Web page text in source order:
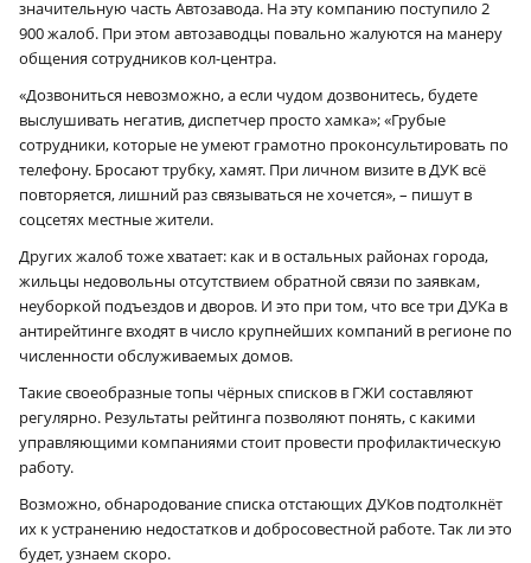
значительную часть Автозавода. На эту компанию поступило 2
900 жалоб. При этом автозаводцы повально жалуются на манеру
общения сотрудников кол-центра.
«Дозвониться невозможно, а если чудом дозвонитесь, будете
выслушивать негатив, диспетчер просто хамка»; «Грубые
сотрудники, которые не умеют грамотно проконсультировать по
телефону. Бросают трубку, хамят. При личном визите в ДУК всё
повторяется, лишний раз связываться не хочется», – пишут в
соцсетях местные жители.
Других жалоб тоже хватает: как и в остальных районах города,
жильцы недовольны отсутствием обратной связи по заявкам,
неуборкой подъездов и дворов. И это при том, что все три ДУКа в
антирейтинге входят в число крупнейших компаний в регионе по
численности обслуживаемых домов.
Такие своеобразные топы чёрных списков в ГЖИ составляют
регулярно. Результаты рейтинга позволяют понять, с какими
управляющими компаниями стоит провести профилактическую
работу.
Возможно, обнародование списка отстающих ДУКов подтолкнёт
их к устранению недостатков и добросовестной работе. Так ли это
будет, узнаем скоро.